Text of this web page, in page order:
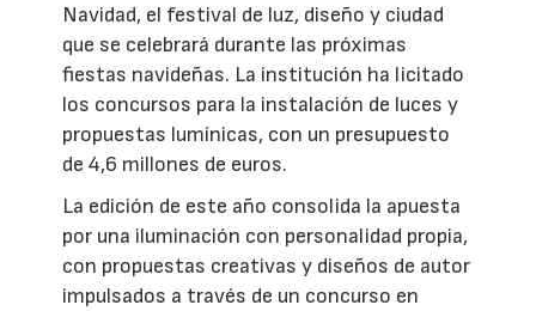
Navidad, el festival de luz, diseño y ciudad
que se celebrará durante las próximas
fiestas navideñas. La institución ha licitado
los concursos para la instalación de luces y
propuestas lumínicas, con un presupuesto
de 4,6 millones de euros.
La edición de este año consolida la apuesta
por una iluminación con personalidad propia,
con propuestas creativas y diseños de autor
impulsados a través de un concurso en